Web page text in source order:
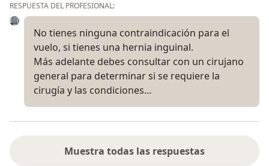
RESPUESTA DEL PROFESIONAL:
No tienes ninguna contraindicación para el
vuelo, si tienes una hernia inguinal.
Más adelante debes consultar con un cirujano
general para determinar si se requiere la
cirugía y las condiciones…
Muestra todas las respuestas